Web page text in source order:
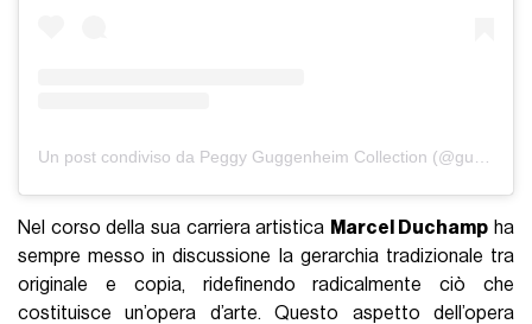
Nel corso della sua carriera artistica Marcel Duchamp ha
sempre messo in discussione la gerarchia tradizionale tra
originale e copia, ridefinendo radicalmente ciò che
costituisce un’opera d’arte. Questo aspetto dell’opera